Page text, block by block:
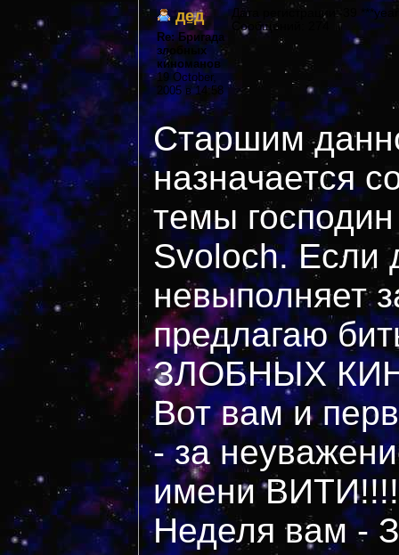
дед
Re: Бригада
злобных
киноманов
19 October,
2005 в 14:58
Дата регистрации: 39
Сообщений: 274
Старшим
назначается
темы
Svoloch. Если
невыполняет
предлагаю
ЗЛОБНЫХ
Вот вам и
- за
имени
Неделя вам -